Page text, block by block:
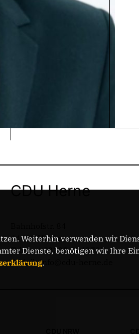
CDU Herne
44623 Herne
Telefon: 02323 2043737
E-Mail: info@cdu-herne.de
Weiterhin verwenden wir
Dienste, benötigen wir Ihre
.